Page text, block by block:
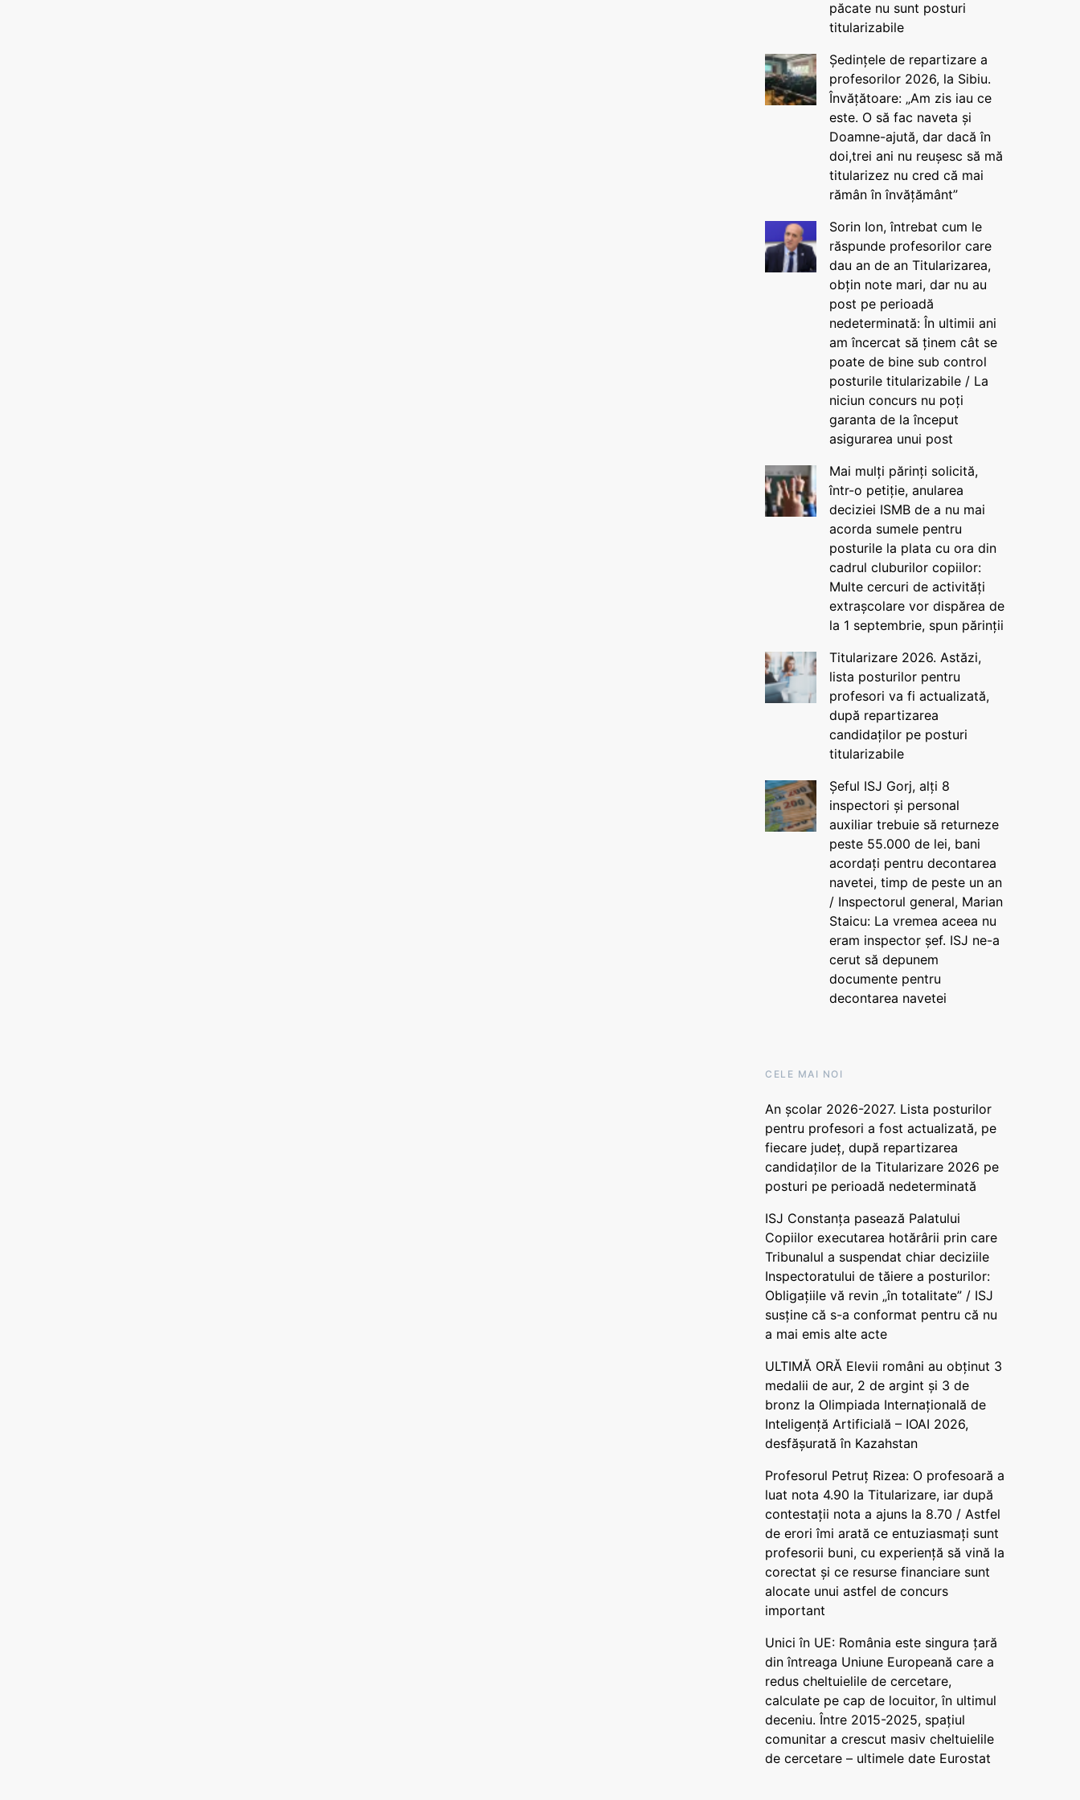
păcate nu sunt posturi
titularizabile
Ședințele de repartizare a
profesorilor 2026, la Sibiu.
Învățătoare: „Am zis iau ce
este. O să fac naveta și
Doamne-ajută, dar dacă în
doi,trei ani nu reușesc să mă
titularizez nu cred că mai
rămân în învățământ”
Sorin Ion, întrebat cum le
răspunde profesorilor care
dau an de an Titularizarea,
obțin note mari, dar nu au
post pe perioadă
nedeterminată: În ultimii ani
am încercat să ținem cât se
poate de bine sub control
posturile titularizabile / La
niciun concurs nu poți
garanta de la început
asigurarea unui post
Mai mulți părinți solicită,
într-o petiție, anularea
deciziei ISMB de a nu mai
acorda sumele pentru
posturile la plata cu ora din
cadrul cluburilor copiilor:
Multe cercuri de activități
extrașcolare vor dispărea de
la 1 septembrie, spun părinții
Titularizare 2026. Astăzi,
lista posturilor pentru
profesori va fi actualizată,
după repartizarea
candidaților pe posturi
titularizabile
Șeful ISJ Gorj, alți 8
inspectori și personal
auxiliar trebuie să returneze
peste 55.000 de lei, bani
acordați pentru decontarea
navetei, timp de peste un an
/ Inspectorul general, Marian
Staicu: La vremea aceea nu
eram inspector șef. ISJ ne-a
cerut să depunem
documente pentru
decontarea navetei
CELE MAI NOI
An școlar 2026-2027. Lista posturilor
pentru profesori a fost actualizată, pe
fiecare județ, după repartizarea
candidaților de la Titularizare 2026 pe
posturi pe perioadă nedeterminată
ISJ Constanța pasează Palatului
Copiilor executarea hotărârii prin care
Tribunalul a suspendat chiar deciziile
Inspectoratului de tăiere a posturilor:
Obligațiile vă revin „în totalitate” / ISJ
susține că s-a conformat pentru că nu
a mai emis alte acte
ULTIMĂ ORĂ Elevii români au obținut 3
medalii de aur, 2 de argint și 3 de
bronz la Olimpiada Internațională de
Inteligență Artificială – IOAI 2026,
desfășurată în Kazahstan
Profesorul Petruț Rizea: O profesoară a
luat nota 4.90 la Titularizare, iar după
contestații nota a ajuns la 8.70 / Astfel
de erori îmi arată ce entuziasmați sunt
profesorii buni, cu experiență să vină la
corectat și ce resurse financiare sunt
alocate unui astfel de concurs
important
Unici în UE: România este singura țară
din întreaga Uniune Europeană care a
redus cheltuielile de cercetare,
calculate pe cap de locuitor, în ultimul
deceniu. Între 2015-2025, spațiul
comunitar a crescut masiv cheltuielile
de cercetare – ultimele date Eurostat